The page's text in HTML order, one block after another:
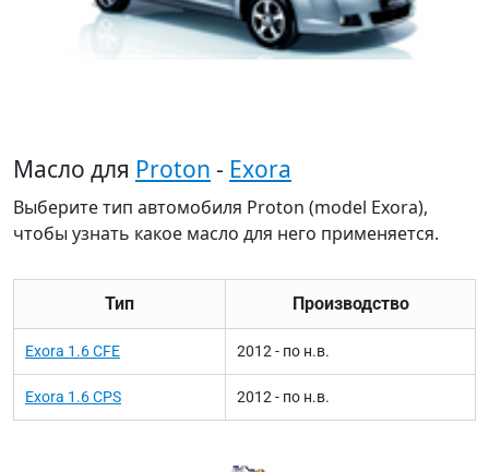
Масло для Proton - Exora
Выберите тип автомобиля Proton (model Exora),
чтобы узнать какое масло для него применяется.
Тип Производство
Exora 1.6 CFE 2012 - по н.в.
Exora 1.6 CPS 2012 - по н.в.